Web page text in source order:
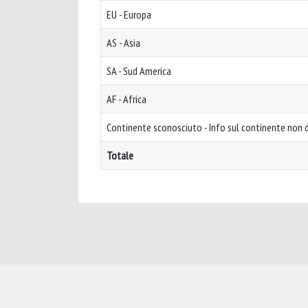
EU - Europa
AS - Asia
SA - Sud America
AF - Africa
Continente sconosciuto - Info sul continente non
Totale